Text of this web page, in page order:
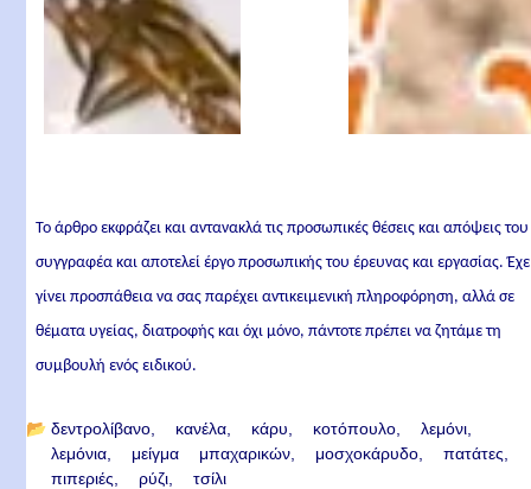
Το άρθρο εκφράζει και αντανακλά τις προσωπικές θέσεις και απόψεις του
συγγραφέα και αποτελεί έργο προσωπικής του έρευνας και εργασίας.
γίνει προσπάθεια να σας παρέχει αντικειμενική πληροφόρηση, αλλά σε
θέματα υγείας, διατροφής και όχι μόνο, πάντοτε πρέπει να ζητάμε τη
συμβουλή ενός ειδικού.
📂 δεντρολίβανο κανέλα κάρυ κοτόπουλο
λεμόνι
λεμόνια
μείγμα μπαχαρικών μοσχοκάρυδο
πατάτες
πιπεριές
ρύζι τσίλι